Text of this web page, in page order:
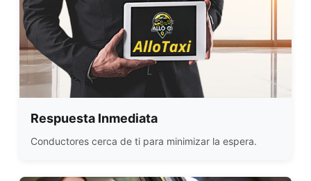
Respuesta Inmediata
Conductores cerca de ti para minimizar la espera.